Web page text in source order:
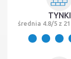
TYNKI
średnia 4.8/5 z